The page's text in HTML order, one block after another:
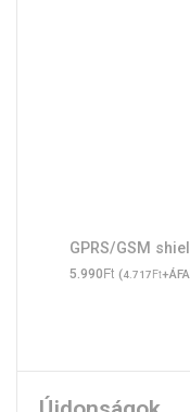
GPRS/GSM
5.990Ft (4.717Ft